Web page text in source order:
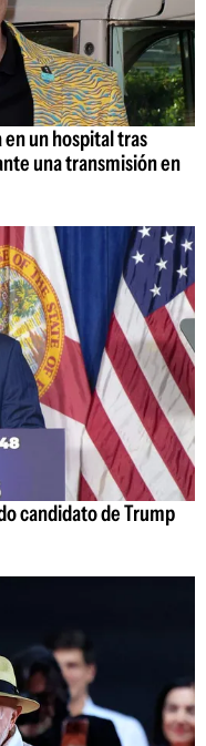
un hospital tras
una transmisión en
candidato de Trump